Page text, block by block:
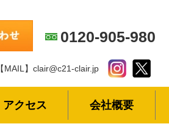
0120-905-980
【MAIL】clair@c21-clair.jp
アクセス 会社概要